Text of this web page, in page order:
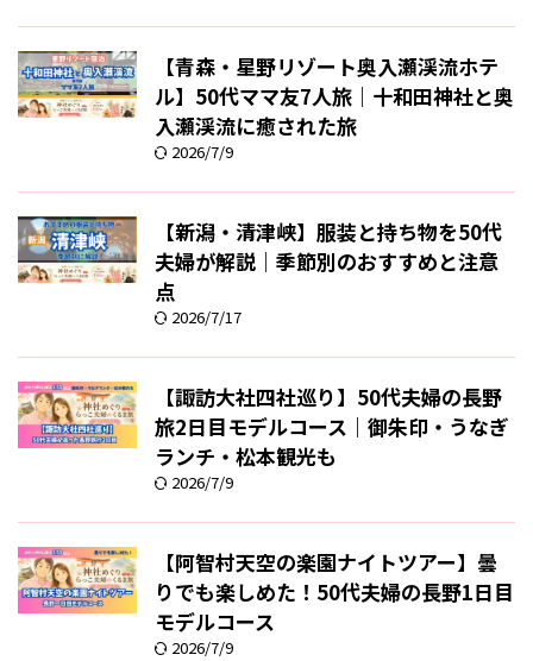
【青森・星野リゾート奥入瀬渓流ホテ
ル】50代ママ友7人旅｜十和田神社と奥
入瀬渓流に癒された旅
2026/7/9
【新潟・清津峡】服装と持ち物を50代
夫婦が解説｜季節別のおすすめと注意
点
2026/7/17
【諏訪大社四社巡り】50代夫婦の長野
旅2日目モデルコース｜御朱印・うなぎ
ランチ・松本観光も
2026/7/9
【阿智村天空の楽園ナイトツアー】曇
りでも楽しめた！50代夫婦の長野1日目
モデルコース
2026/7/9